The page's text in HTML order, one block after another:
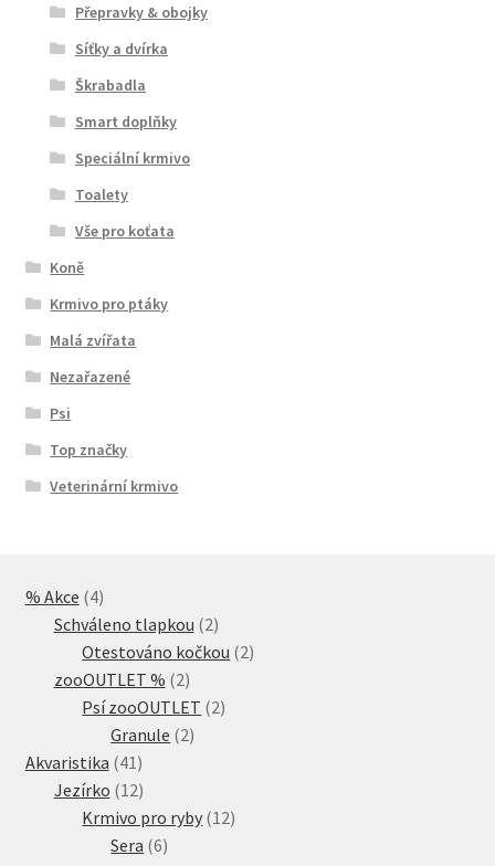
Přepravky & obojky
Síťky a dvírka
Škrabadla
Smart doplňky
Speciální krmivo
Toalety
Vše pro koťata
Koně
Krmivo pro ptáky
Malá zvířata
Nezařazené
Psi
Top značky
Veterinární krmivo
% Akce 44
produkty
Schváleno tlapkou 22
produkty
Otestováno kočkou 22
zooOUTLET % 22
produkty
Psí zooOUTLET 22
Granule 22
Akvaristika 41 41
produktů
Jezírko 1212
produktů
Krmivo pro ryby 1212
Sera 66